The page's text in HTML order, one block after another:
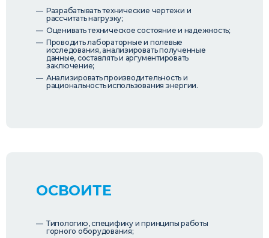
Разрабатывать технические чертежи и
рассчитать нагрузку;
Оценивать техническое состояние и надежность;
Проводить лабораторные и полевые
исследования, анализировать полученные
данные, составлять и аргументировать
заключение;
Анализировать производительность и
рациональность использования энергии.
ОСВОИТЕ
Типологию, специфику и принципы работы
горного оборудования;